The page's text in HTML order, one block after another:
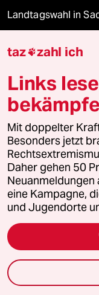
Landtagswahl in
Ceuta
Hitze
Verlag
Aktuelles
Hausblog
Die Seitenwende
Stellen
Presse
taz zahl ich
Links
Mit doppelter
Besonders jetzt
Daher gehen 50
Neuanmeldungen
eine Kampagne,
und Jugendorte